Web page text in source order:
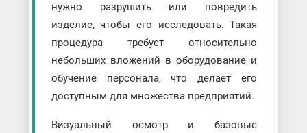
нужно разрушить или повредить
изделие, чтобы его исследовать. Такая
процедура требует относительно
небольших вложений в оборудование и
обучение персонала, что делает его
доступным для множества предприятий.
Визуальный осмотр и базовые